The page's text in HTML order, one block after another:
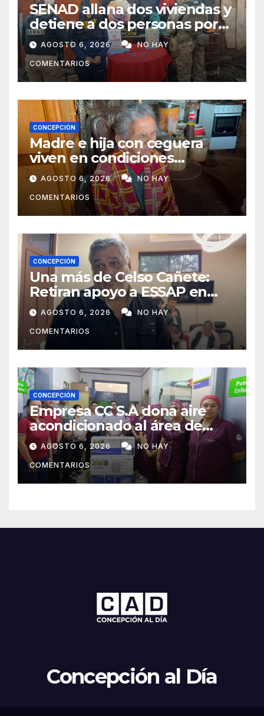
SENAD allana dos viviendas y
detiene a dos personas por
presunto microtráfico en
Concepción
AGOSTO 6, 2026 NO HAY
COMENTARIOS
CONCEPCIÓN
Madre e hija con ceguera
viven en condiciones
precarias y vecinos impulsan
campaña solidaria para
ayudarlas
AGOSTO 6, 2026 NO HAY
COMENTARIOS
CONCEPCIÓN
Una más de Celso Cañete:
Retiran apoyo a ESSAP en
Concepción
AGOSTO 6, 2026 NO HAY
COMENTARIOS
CONCEPCIÓN
Empresa CC S.A dona aire
acondicionado al área de
maternidad del IPS de
Concepción
AGOSTO 6, 2026 NO HAY
COMENTARIOS
Concepción al Día